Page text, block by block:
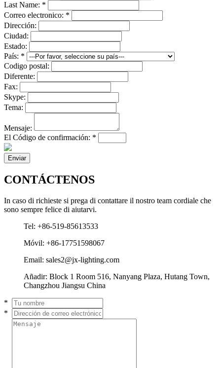
Last Name: *
Correo electronico: *
Dirección:
Ciudad:
Estado:
País: *
Codigo postal:
Diferente:
Fax:
Skype:
Tema:
Mensaje:
El Código de confirmación: *
CONTÁCTENOS
In caso di richieste si prega di contattare il nostro team cordiale che
sono sempre felice di aiutarvi.
Tel: +86-519-85613533
Móvil: +86-17751598067
Email: sales2@jx-lighting.com
Añadir: Block 1 Room 516, Nanyang Plaza, Hutang Town,
Changzhou Jiangsu China
*
*